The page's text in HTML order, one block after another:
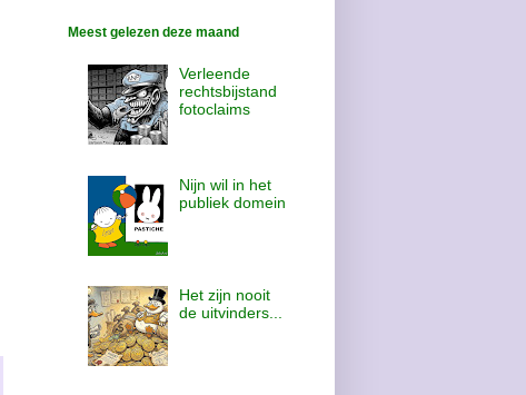
Meest gelezen deze maand
Verleende
rechtsbijstand
fotoclaims
Nijn wil in het
publiek domein
Het zijn nooit
de uitvinders...